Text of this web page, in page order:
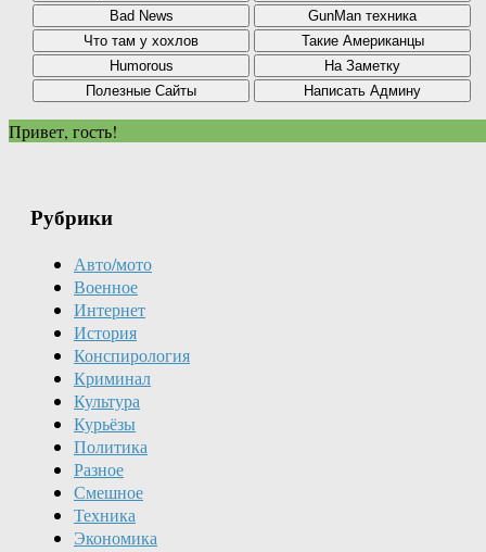
Привет, гость!
Рубрики
Авто/мото
Военное
Интернет
История
Конспирология
Криминал
Культура
Курьёзы
Политика
Разное
Смешное
Техника
Экономика